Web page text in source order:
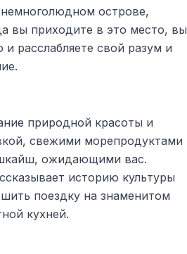
острове,
вы приходите в это место, вы
и расслабляете свой разум и
природной красоты и
свежими морепродуктами
ожидающими вас.
историю культуры
поездку на знаменитом
кухней.